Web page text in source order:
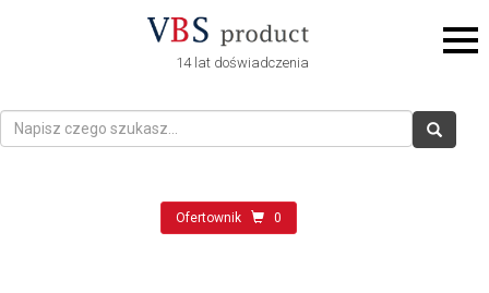
14 lat doświadczenia
Ofertownik 0